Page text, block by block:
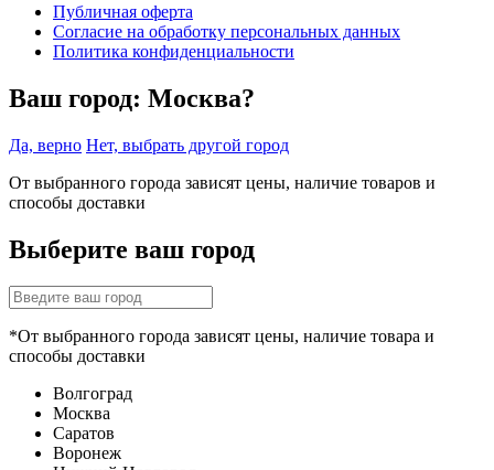
Публичная оферта
Согласие на обработку персональных данных
Политика конфиденциальности
Ваш город: Москва?
Да, верно Нет, выбрать другой город
От выбранного города зависят цены, наличие товаров и
способы доставки
Выберите ваш город
*От выбранного города зависят цены, наличие товара и
способы доставки
Волгоград
Москва
Саратов
Воронеж